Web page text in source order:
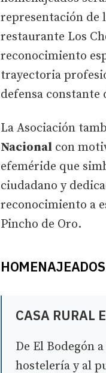
representación de
restaurante Los
reconocimiento
trayectoria
defensa
La Asociación
Nacional con
efeméride que
ciudadano y
reconocimiento a
Pincho de Oro.
CASA RURAL
De El Bodegón
hostelería y al